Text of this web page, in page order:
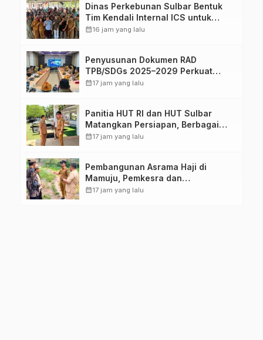
Dinas Perkebunan Sulbar Bentuk
Tim Kendali Internal ICS untuk
Dukung Sertifikasi ISPO Pekebun di
calendar_month16 jam yang lalu
Penyusunan Dokumen RAD
TPB/SDGs 2025–2029 Perkuat
Arah Pembangunan Berkelanjutan
calendar_month17 jam yang lalu
Panitia HUT RI dan HUT Sulbar
Matangkan Persiapan, Berbagai
Lomba Akan Dilaksanakan Pemprov
calendar_month17 jam yang lalu
Pembangunan Asrama Haji di
Mamuju, Pemkesra dan
Kementerian Haji Sulbar Tinjau
calendar_month17 jam yang lalu